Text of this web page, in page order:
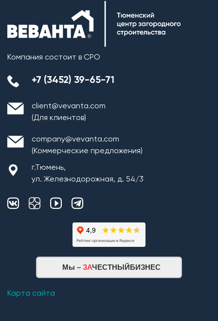
Компания состоит в СРО
+7 (3452) 39-65-71
client@vevanta.com
(Для клиентов)
company@vevanta.com
(Коммерческие предложения)
г.Тюмень,
ул. Железнодорожная, д. 54/3
Мы – ЗАЧЕСТНЫЙБИЗНЕС
Карта сайта